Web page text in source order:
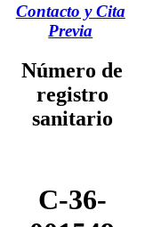
Contacto y Cita
Previa
Número de
registro
sanitario
C-36-